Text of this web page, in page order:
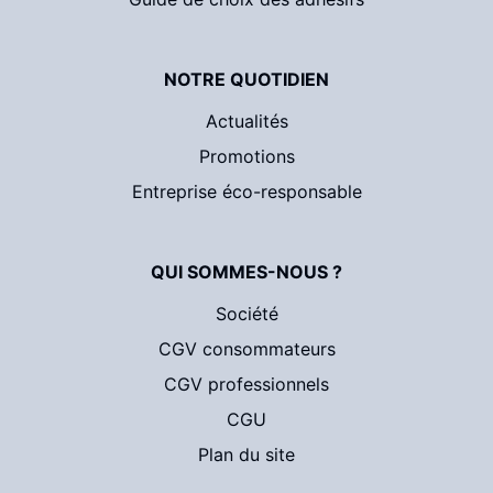
NOTRE QUOTIDIEN
Actualités
Promotions
Entreprise éco-responsable
QUI SOMMES-NOUS ?
Société
CGV consommateurs
CGV professionnels
CGU
Plan du site